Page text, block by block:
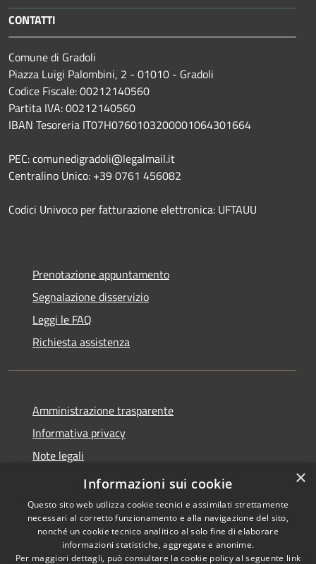
CONTATTI
Comune di Gradoli
Piazza Luigi Palombini, 2 - 01010 - Gradoli
Codice Fiscale: 00212140560
Partita IVA: 00212140560
IBAN Tesoreria IT07H0760103200001064301664
PEC: comunedigradoli@legalmail.it
Centralino Unico: +39 0761 456082
Codici Univoco per fatturazione elettronica: UFTAUU
Prenotazione appuntamento
Segnalazione disservizio
Leggi le FAQ
Richiesta assistenza
Amministrazione trasparente
Informativa privacy
Note legali
Dichiarazione di accessibilità
Copyright © 2026 • Comune di
×
Informazioni sui cookie
Questo sito web utilizza cookie tecnici e assimilati strettamente
necessari al corretto funzionamento e alla navigazione del sito,
nonché un cookie tecnico analitico al solo fine di elaborare
informazioni statistiche, aggregate e anonime.
Per maggiori dettagli, può consultare la cookie policy al seguente link